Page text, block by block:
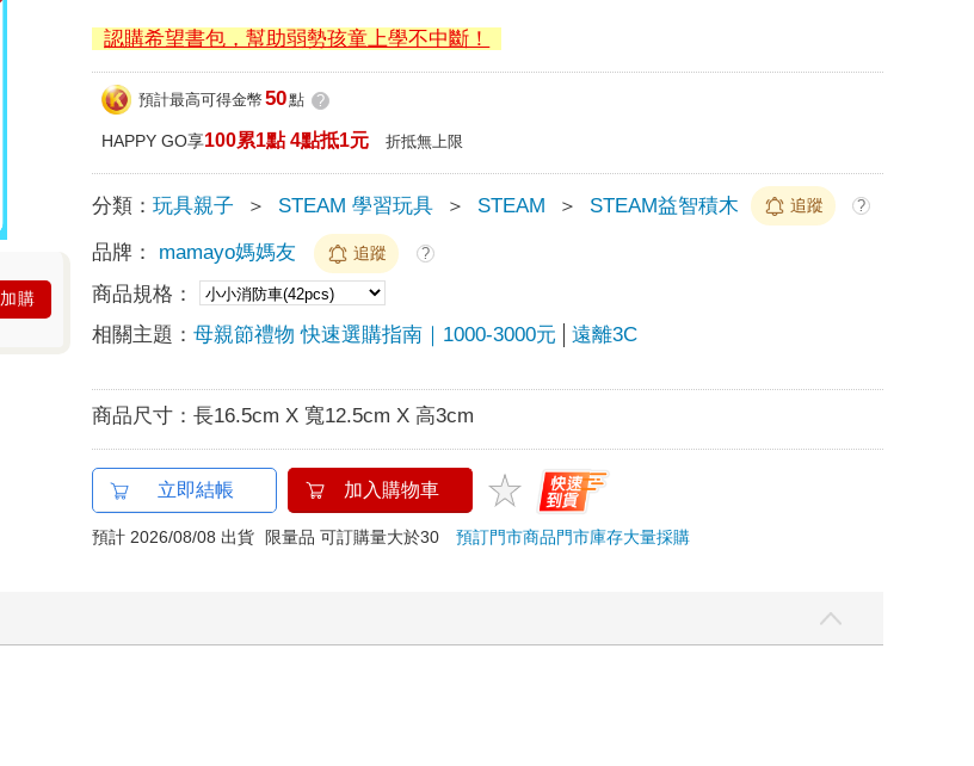
加購
認購希望書包，幫助弱勢孩童上學不中斷！
預計最高可得金幣 50點 ?
HAPPY GO享100累1點 4點抵1元 折抵無上限
分類：玩具親子 ＞ STEAM 學習玩具 ＞ STEAM ＞ STEAM益智積木 追蹤 ?
品牌： mamayo媽媽友 追蹤 ?
商品規格：
相關主題：母親節禮物 快速選購指南｜1000-3000元 遠離3C
商品尺寸：長16.5cm X 寬12.5cm X 高3cm
立即結帳 加入購物車
預計 2026/08/08 出貨 限量品 可訂購量大於30預訂門市商品門市庫存大量採購